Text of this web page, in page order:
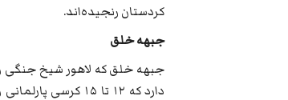
کردستان رنجیده‌اند.
جبهه خلق
جبهه خلق که لاهور شیخ جنگی
دارد که ۱۲ تا ۱۵